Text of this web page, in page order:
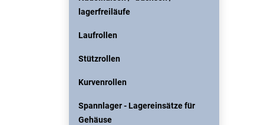
lagerfreiläufe
Laufrollen
Stützrollen
Kurvenrollen
Spannlager - Lagereinsätze für
Gehäuse